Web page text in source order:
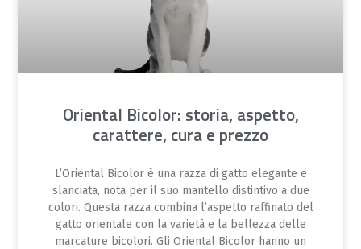
Oriental Bicolor: storia, aspetto,
carattere, cura e prezzo
L’Oriental Bicolor è una razza di gatto elegante e
slanciata, nota per il suo mantello distintivo a due
colori. Questa razza combina l’aspetto raffinato del
gatto orientale con la varietà e la bellezza delle
marcature bicolori. Gli Oriental Bicolor hanno un